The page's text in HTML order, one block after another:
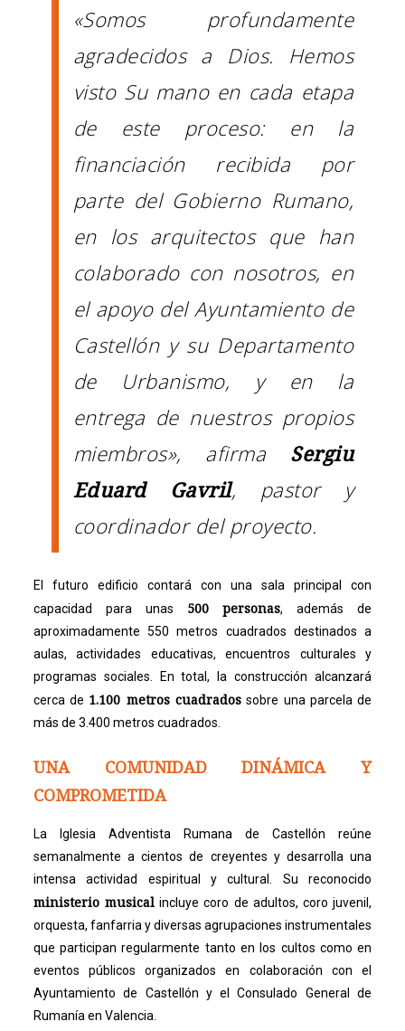
«Somos profundamente
agradecidos a Dios. Hemos
visto Su mano en cada etapa
de este proceso: en la
financiación recibida por
parte del Gobierno Rumano,
en los arquitectos que han
colaborado con nosotros, en
el apoyo del Ayuntamiento de
Castellón y su Departamento
de Urbanismo, y en la
entrega de nuestros propios
miembros», afirma Sergiu
Eduard Gavril, pastor y
coordinador del proyecto.
El futuro edificio contará con una sala principal con
capacidad para unas 500 personas, además de
aproximadamente 550 metros cuadrados destinados a
aulas, actividades educativas, encuentros culturales y
programas sociales. En total, la construcción alcanzará
cerca de 1.100 metros cuadrados sobre una parcela de
más de 3.400 metros cuadrados.
UNA COMUNIDAD DINÁMICA Y
COMPROMETIDA
La Iglesia Adventista Rumana de Castellón reúne
semanalmente a cientos de creyentes y desarrolla una
intensa actividad espiritual y cultural. Su reconocido
ministerio musical incluye coro de adultos, coro juvenil,
orquesta, fanfarria y diversas agrupaciones instrumentales
que participan regularmente tanto en los cultos como en
eventos públicos organizados en colaboración con el
Ayuntamiento de Castellón y el Consulado General de
Rumanía en Valencia.